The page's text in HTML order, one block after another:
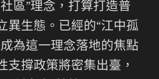
區”理念，打算打造普
異生態。已經的“江中孤
為這一理念落地的焦點
支撐政策將密集出臺，